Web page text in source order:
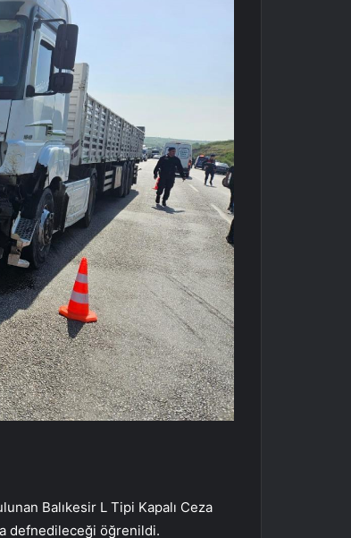
Balıkesir L Tipi Kapalı Ceza
defnedileceği öğrenildi.